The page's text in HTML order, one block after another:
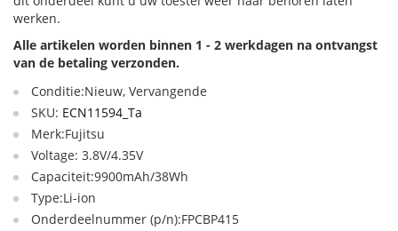
werken.
Alle artikelen worden binnen 1 - 2 werkdagen na ontvangst
van de betaling verzonden.
Conditie:Nieuw, Vervangende
SKU: ECN11594_Ta
Merk:Fujitsu
Voltage: 3.8V/4.35V
Capaciteit:9900mAh/38Wh
Type:Li-ion
Onderdeelnummer (p/n):FPCBP415